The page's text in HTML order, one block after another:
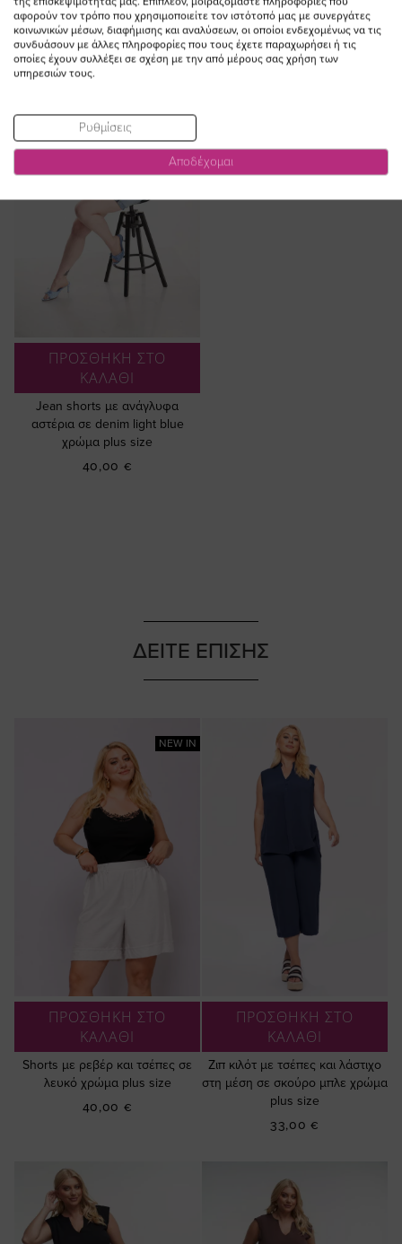
(-20%)
Ειδική
Τιμή
29,50 €
36,90 €
(-26%)
Τιμή
20,00 €
27,00 €
ΠΡΟΣΘΗΚΗ ΣΤΟ
ΚΑΛΑΘΙ
Jean shorts με ανάγλυφα
αστέρια σε denim light blue
χρώμα plus size
40,00 €
NEW IN
ΠΡΟΣΘΗΚΗ ΣΤΟ
ΚΑΛΑΘΙ
Shorts με ρεβέρ και τσέπες σε
λευκό χρώμα plus size
40,00 €
ΠΡΟΣΘΗΚΗ ΣΤΟ
ΚΑΛΑΘΙ
Ζιπ κιλότ με τσέπες και λάστιχο
στη μέση σε σκούρο μπλε χρώμα
plus size
33,00 €
ΔΕΙΤΕ ΕΠΙΣΗΣ
αφορούν τον τρόπο που χρησιμοποιείτε τον ιστότοπό μας με συνεργάτες
κοινωνικών μέσων, διαφήμισης και αναλύσεων, οι οποίοι ενδεχομένως να τις
συνδυάσουν με άλλες πληροφορίες που τους έχετε παραχωρήσει ή τις
οποίες έχουν συλλέξει σε σχέση με την από μέρους σας χρήση των
υπηρεσιών τους.
Ρυθμίσεις
Αποδέχομαι